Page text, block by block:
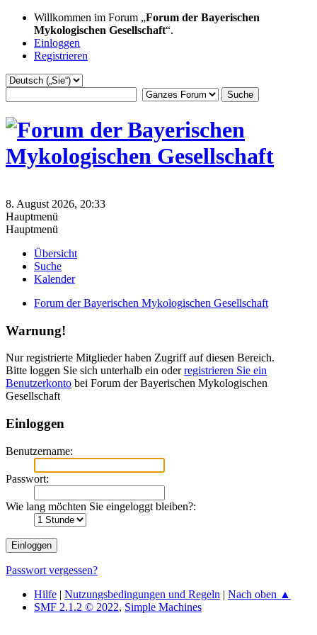
Willkommen im Forum „Forum der Bayerischen
Mykologischen Gesellschaft“.
Einloggen
Registrieren
8. August 2026, 20:33
Hauptmenü
Hauptmenü
Übersicht
Suche
Kalender
Forum der Bayerischen Mykologischen Gesellschaft
Warnung!
Nur registrierte Mitglieder haben Zugriff auf diesen Bereich.
Bitte loggen Sie sich unterhalb ein oderregistrieren Sie ein
Benutzerkonto bei Forum der Bayerischen Mykologischen
Gesellschaft
Einloggen
Benutzername:
Passwort:
Wie lang möchten Sie eingeloggt bleiben?:
Passwort vergessen?
Hilfe | Nutzungsbedingungen und Regeln | Nach oben ▲
SMF 2.1.2 © 2022, Simple Machines